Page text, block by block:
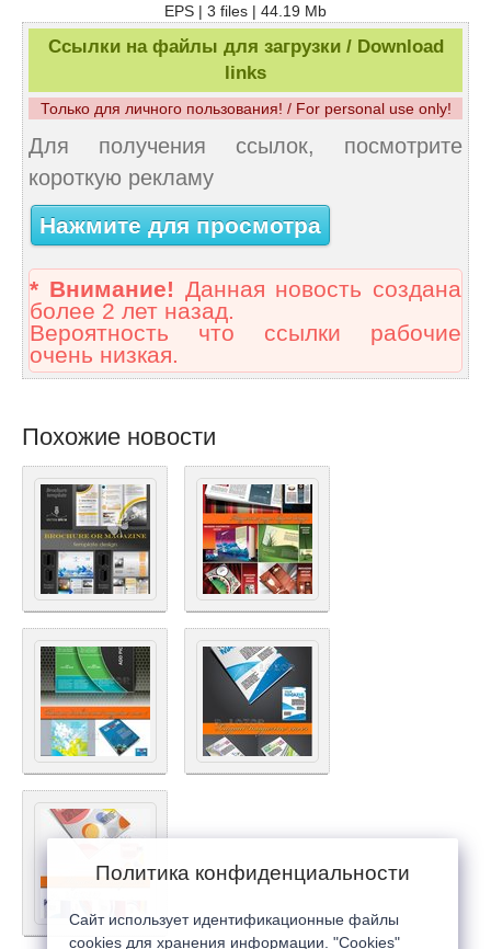
EPS | 3 files | 44.19 Mb
Ссылки на файлы для загрузки / Download
links
Только для личного пользования! / For personal use only!
Для получения ссылок, посмотрите
короткую рекламу
Нажмите для просмотра
* Внимание! Данная новость создана
более 2 лет назад.
Вероятность что ссылки рабочие
очень низкая.
Похожие новости
Политика конфиденциальности
Сайт использует идентификационные файлы
cookies для хранения информации. "Cookies"